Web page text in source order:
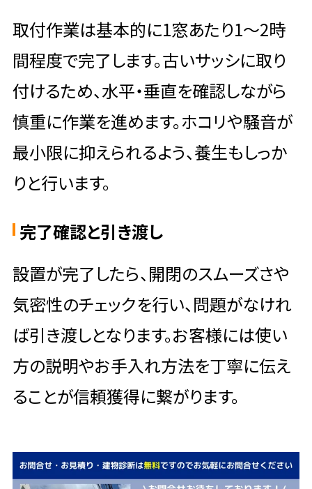
取付作業は基本的に1窓あたり1〜2時
間程度で完了します。古いサッシに取り
付けるため、水平・垂直を確認しながら
慎重に作業を進めます。ホコリや騒音が
最小限に抑えられるよう、養生もしっか
りと行います。
完了確認と引き渡し
設置が完了したら、開閉のスムーズさや
気密性のチェックを行い、問題がなけれ
ば引き渡しとなります。お客様には使い
方の説明やお手入れ方法を丁寧に伝え
ることが信頼獲得に繋がります。